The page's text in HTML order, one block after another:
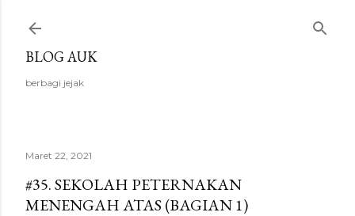
BLOG AUK
berbagi jejak
Maret 22, 2021
#35. SEKOLAH PETERNAKAN
MENENGAH ATAS (BAGIAN 1)